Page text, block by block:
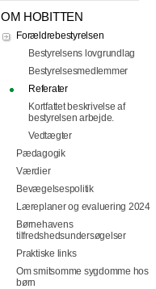
OM HOBITTEN
Forældrebestyrelsen
Bestyrelsens lovgrundlag
Bestyrelsesmedlemmer
Referater
Kortfattet beskrivelse af
bestyrelsen arbejde.
Vedtægter
Pædagogik
Værdier
Bevægelsespolitik
Læreplaner og evaluering 2024
Børnehavens
tilfredshedsundersøgelser
Praktiske links
Om smitsomme sygdomme hos
børn